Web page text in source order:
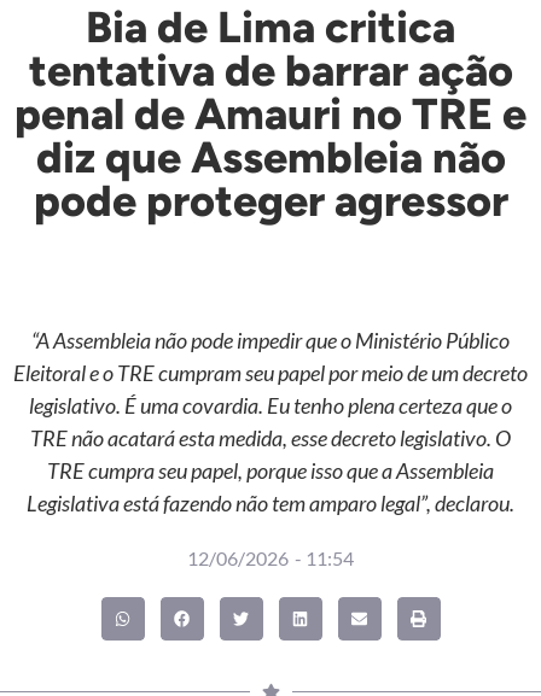
Bia de Lima critica
tentativa de barrar ação
penal de Amauri no TRE e
diz que Assembleia não
pode proteger agressor
“A Assembleia não pode impedir que o Ministério Público
Eleitoral e o TRE cumpram seu papel por meio de um decreto
legislativo. É uma covardia. Eu tenho plena certeza que o
TRE não acatará esta medida, esse decreto legislativo. O
TRE cumpra seu papel, porque isso que a Assembleia
Legislativa está fazendo não tem amparo legal”, declarou.
12/06/2026 - 11:54